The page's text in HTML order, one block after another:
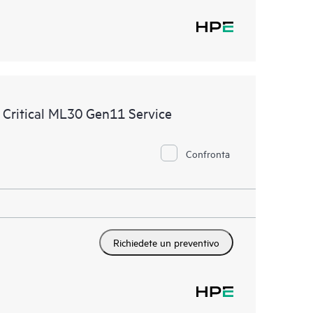
ML30 Gen11 Service
Confronta
Richiedete un preventivo